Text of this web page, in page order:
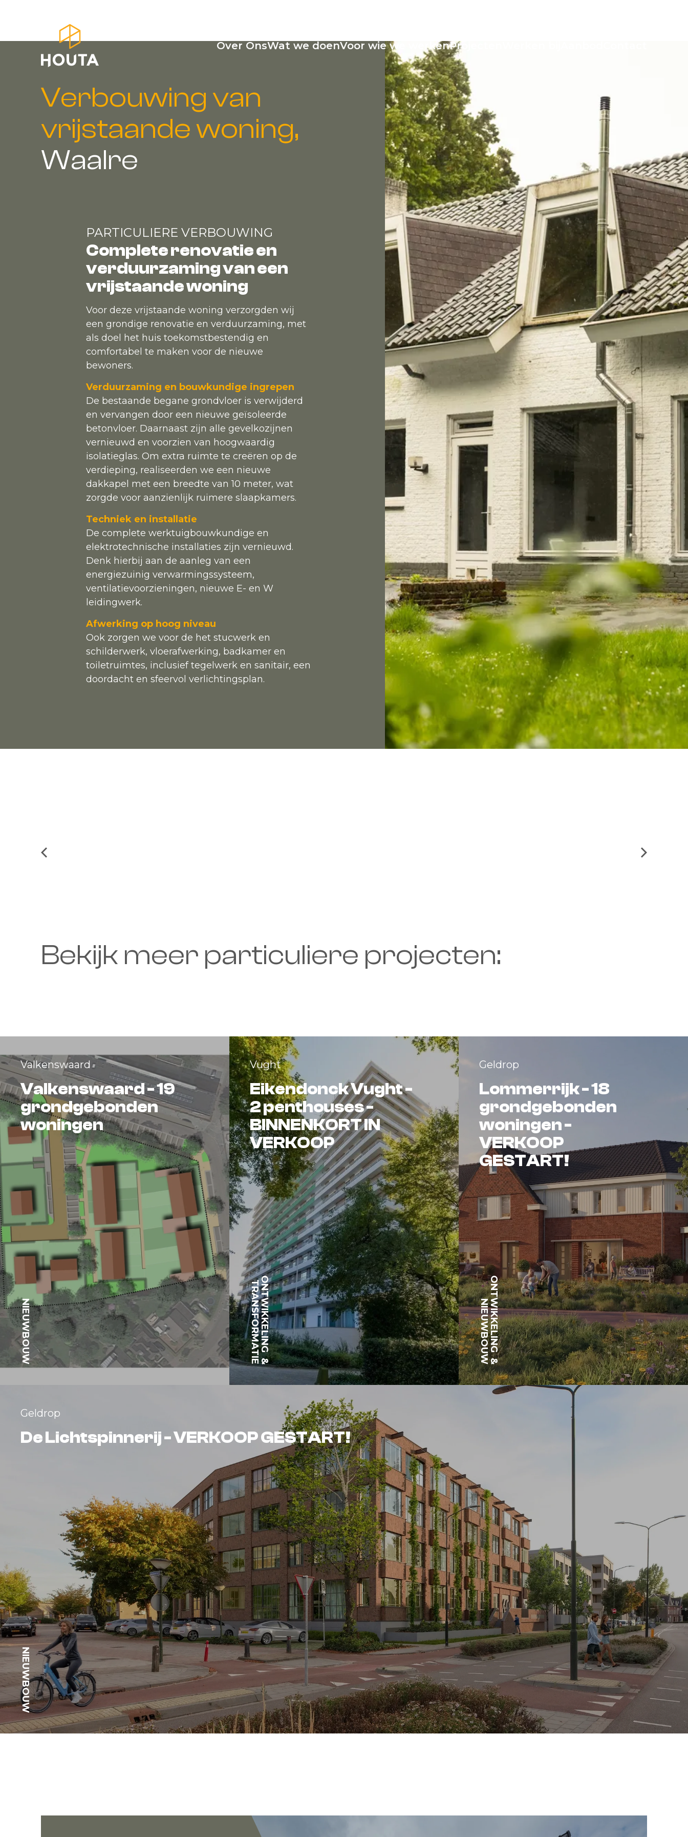
Over OnsWat we doenVoor wie we werkenProjecten
Verbouwing van
vrijstaande woning,
Waalre
PARTICULIERE VERBOUWING
Complete renovatie en
verduurzaming van een
vrijstaande woning
Voor deze vrijstaande woning verzorgden wij
een grondige renovatie en verduurzaming, met
als doel het huis toekomstbestendig en
comfortabel te maken voor de nieuwe
bewoners.
Verduurzaming en bouwkundige ingrepen
De bestaande begane grondvloer is verwijderd
en vervangen door een nieuwe geïsoleerde
betonvloer. Daarnaast zijn alle gevelkozijnen
vernieuwd en voorzien van hoogwaardig
isolatieglas. Om extra ruimte te creëren op de
verdieping, realiseerden we een nieuwe
dakkapel met een breedte van 10 meter, wat
zorgde voor aanzienlijk ruimere slaapkamers.
Techniek en installatie
De complete werktuigbouwkundige en
elektrotechnische installaties zijn vernieuwd.
Denk hierbij aan de aanleg van een
energiezuinig verwarmingssysteem,
ventilatievoorzieningen, nieuwe E- en W
leidingwerk.
Afwerking op hoog niveau
Ook zorgen we voor de het stucwerk en
schilderwerk, vloerafwerking, badkamer en
toiletruimtes, inclusief tegelwerk en sanitair, een
doordacht en sfeervol verlichtingsplan.
Bekijk meer particuliere projecten:
Valkenswaard
Valkenswaard - 19
grondgebonden
woningen
NIEUWBOUW
Vught
Eikendonck Vught -
2 penthouses -
BINNENKORT IN
VERKOOP
ONTWIKKELING
&
TRANSFORMATIE
Geldrop
Lommerrijk - 18
grondgebonden
woningen -
VERKOOP
GESTART!
ONTWIKKELING
&
NIEUWBOUW
Geldrop
De Lichtspinnerij - VERKOOP GESTART!
NIEUWBOUW